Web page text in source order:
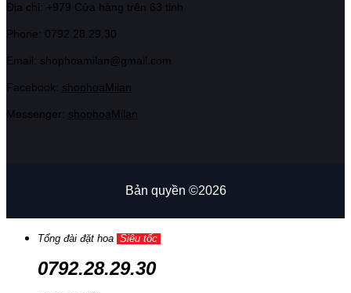
Địa chỉ: +979 Cửa hàng trên 63 tỉnh
Phone: 0792.28.29.30
Email: shophoamilan@gmail.com
Facebook: shophoaMilan
Messenger: shophoaMilan
Bản quyền ©2026
Tổng đài đặt hoa Siêu tốc
0792.28.29.30